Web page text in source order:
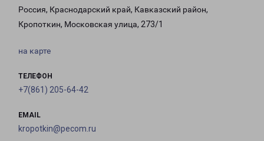
Россия, Краснодарский край, Кавказский район,
Кропоткин, Московская улица, 273/1
на карте
ТЕЛЕФОН
+7(861) 205-64-42
EMAIL
kropotkin@pecom.ru